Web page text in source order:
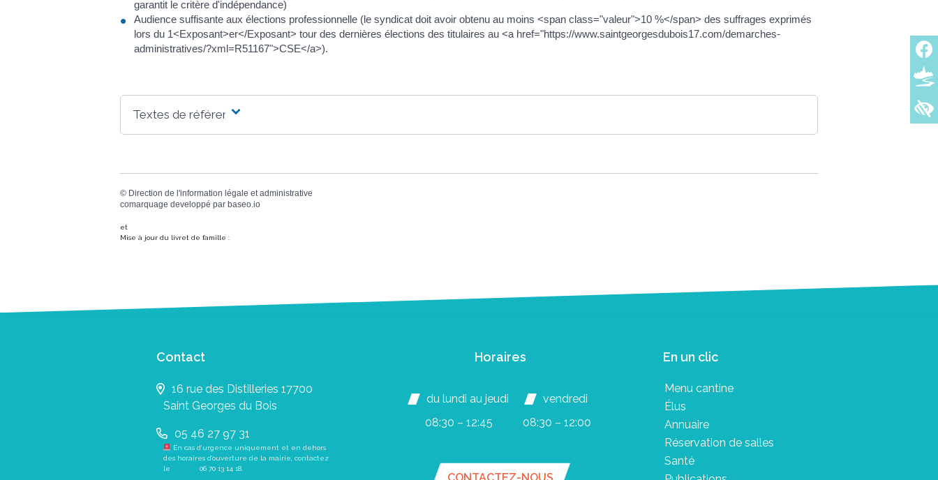
garantit le critère d'indépendance)
Audience suffisante aux élections professionnelle (le syndicat doit avoir obtenu au moins <span class="valeur">10 %</span> des suffrages exprimés
lors du 1<Exposant>er</Exposant> tour des dernières élections des titulaires au <a href="https://www.saintgeorgesdubois17.com/demarches-
administratives/?xml=R51167">CSE</a>).
Textes de référence
© Direction de l'information légale et administrative
comarquage developpé par baseo.io
et
Mise à jour du livret de famille :
Contact
16 rue des Distilleries 17700
Saint Georges du Bois
05 46 27 97 31
En cas d’urgence uniquement et en dehors
des horaires d’ouverture de la mairie, contactez
le 06 70 13 14 18.
Horaires
du lundi au jeudi
08:30 – 12:45
vendredi
08:30 – 12:00
En un clic
Menu cantine
Élus
Annuaire
Réservation de salles
Santé